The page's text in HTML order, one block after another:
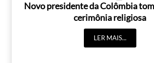
Novo presidente da Colômbia
cerimônia religiosa
LER MAIS...